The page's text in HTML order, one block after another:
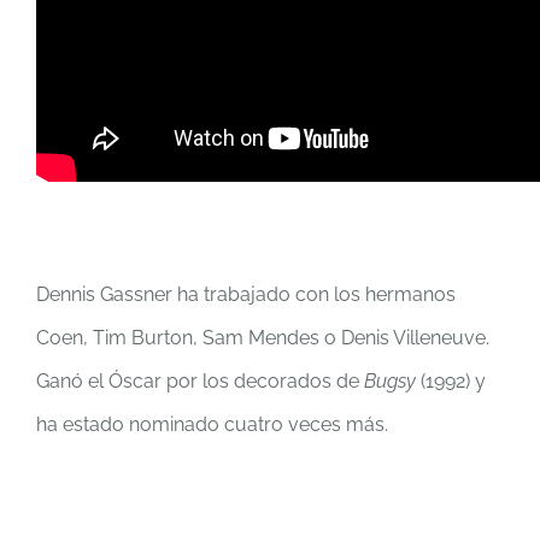
Dennis Gassner ha trabajado con los hermanos
Coen, Tim Burton, Sam Mendes o Denis Villeneuve.
Ganó el Óscar por los decorados de Bugsy (1992) y
ha estado nominado cuatro veces más.